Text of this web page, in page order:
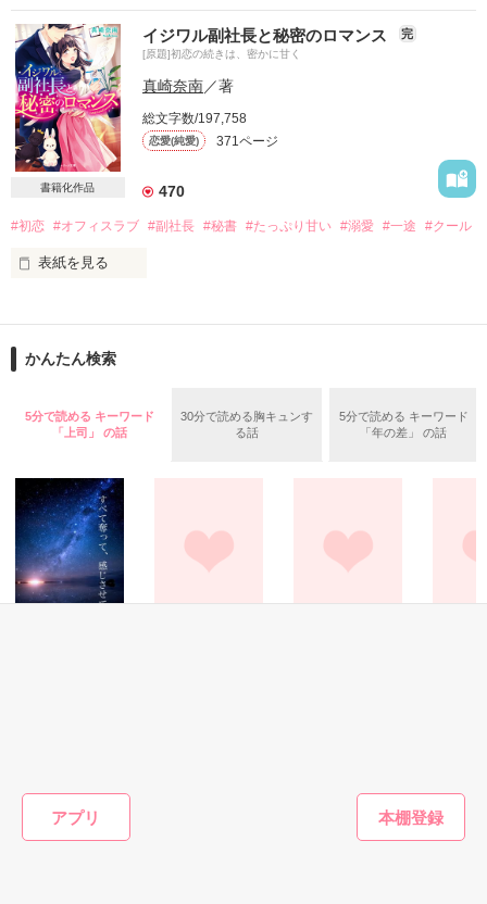
アプリ
「もっと美人な秘書がよかった」
「あんた本当は優しいんだな」
「俺のこと好きって顔してるくせに」
2014/08/01～10/2
Berry's Cafeにて総合１位いただきました！
本当にありがとうございます！
ためし読みのため部分公開になりました
部分公開が終了し
再び全文公開されました
作品を読む
会社は賃金を得るために
労働する場所であって、
異性との出会いや恋愛を求めて
来る場所ではない。
そこにあるのは
仕事としがらみと
面倒な人間関係だけだ。
『オフィスにはラブなんて落ちていない』
過去のつらい恋愛経験で心が荒み、
顔で笑っていつも心で毒を吐く
菅谷  愛美  26歳  独身。
好みのタイプは
真面目で優しくて性格の穏やかな
草食系眼鏡男子。
とにかく俺様タイプの男は大嫌い!!
あの男だけは、絶対にイヤだ!!
書籍化作品
イジワル副社長と秘密のロマンス 完
[原題]初恋の続きは、密かに甘く
真崎奈南／著
総文字数/197,758
恋愛(純愛) 371ページ
470
#初恋 #オフィスラブ #副社長 #秘書 #たっぷり甘い #溺愛 #一途 #クール
表紙を見る
初恋の相手が初カレだった。
彼と付き合ったのは、たったの３０日間。
最後に彼は私に言った。
綺麗な顔に、人の悪そうな笑みを浮かべて。
「また会った時、千花が寂しく一人でいたら、
十年が経ち……、
かんたん検索
5分で読める キーワード
「上司」 の話
30分で読める胸キュンす
る話
5分で読める キーワード
「年の差」 の話
もっと見る
かんたん検索の条件を変える